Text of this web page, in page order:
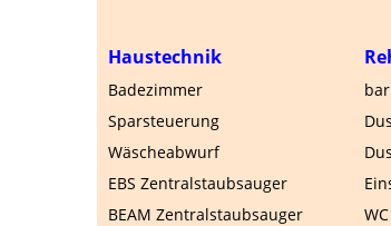
Haustechnik
Badezimmer
Sparsteuerung
Wäscheabwurf
EBS Zentralstaubsauger
BEAM Zentralstaubsauger